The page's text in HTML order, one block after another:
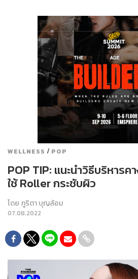
WELLNESS / POP
POP TIP: แนะนำวิธีบริหาร
ใช้ Roller กระชับผิว
โดย ภูริตา บุญล้อม
07.08.2022